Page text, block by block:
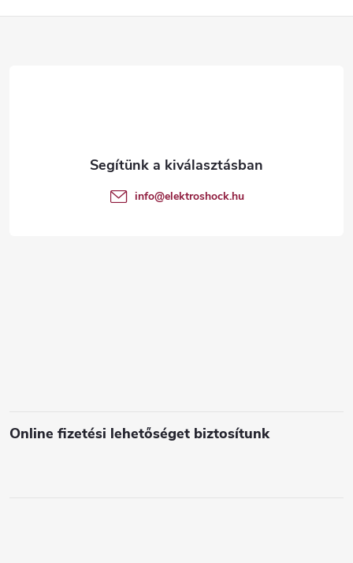
r
i
Online fizetési lehetőséget biztosítunk
info@elektroshock.hu